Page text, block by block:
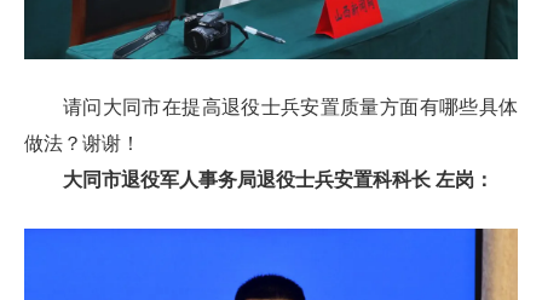
请问大同市在提高退役士兵安置质量方面有哪些具体
做法？谢谢！
大同市退役军人事务局退役士兵安置科科长 左岗：